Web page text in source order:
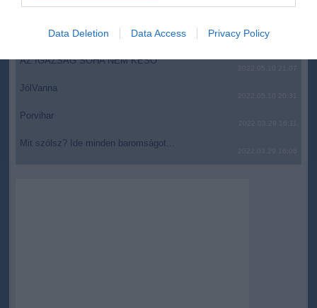
related to security, including authentication
functionality and fraud prevention, and other
Data Deletion Data Access Privacy Policy
top fórum témák:
Tanár Úr gyere, mindjárt lesz Lillád!
2022.05.10 21:11
AZ IGAZSÁG SOHA NEM KÉSŐ
JólVanna
Porvihar
Mit szólsz? Ide minden baromságot...